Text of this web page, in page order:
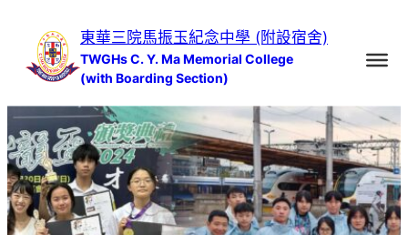
內
容
東華三院馬振玉紀念中學 (附設宿舍)
TWGHs C. Y. Ma Memorial College
(with Boarding Section)